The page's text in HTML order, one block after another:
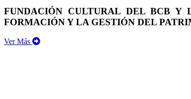
FUNDACIÓN CULTURAL DEL BCB Y
FORMACIÓN Y LA GESTIÓN DEL
Ver Más